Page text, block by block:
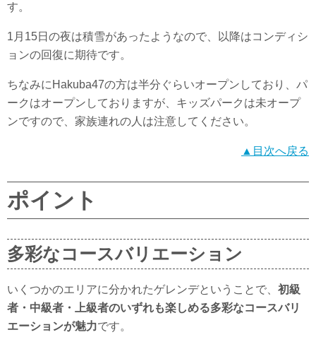
す。
1月15日の夜は積雪があったようなので、以降はコンディシ
ョンの回復に期待です。
ちなみにHakuba47の方は半分ぐらいオープンしており、パ
ークはオープンしておりますが、キッズパークは未オープ
ンですので、家族連れの人は注意してください。
▲目次へ戻る
ポイント
多彩なコースバリエーション
いくつかのエリアに分かれたゲレンデということで、 初級
者・中級者・上級者のいずれも楽しめる多彩なコースバリ
エーションが魅力です。